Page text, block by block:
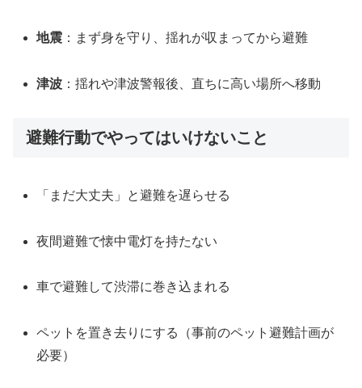
地震 ：まず身を守り、揺れが収まってから避難
津波 ：揺れや津波警報後、直ちに高い場所へ移動
避難行動でやってはいけないこと
「まだ大丈夫」と避難を遅らせる
夜間避難で懐中電灯を持たない
車で避難して渋滞に巻き込まれる
ペットを置き去りにする（事前のペット避難計画が
必要）